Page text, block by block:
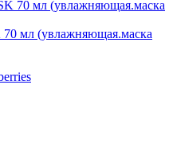
мл (увлажняющая.маска